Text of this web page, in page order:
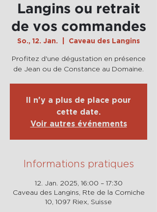
Langins ou retrait
de vos commandes
So., 12. Jan. Caveau des Langins
Profitez d'une dégustation en présence
de Jean ou de Constance au Domaine.
Il n'y a plus de place pour
cette date.
Voir autres événements
Informations pratiques
12. Jan. 2025, 16:00 – 17:30
Caveau des Langins, Rte de la Corniche
10, 1097 Riex, Suisse